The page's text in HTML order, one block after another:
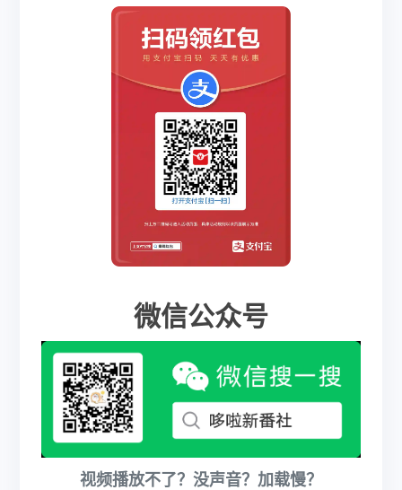
微信公众号
视频播放不了？没声音？加载慢？